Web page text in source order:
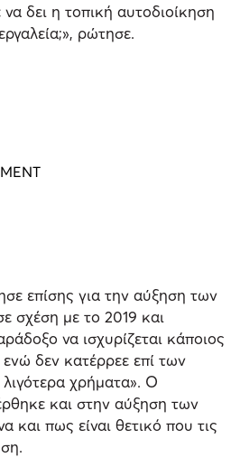
δει η τοπική αυτοδιοίκηση
ρώτησε.
επίσης για την αύξηση των
σχέση με το 2019 και
να ισχυρίζεται κάποιος
δεν κατέρρεε επί των
χρήματα». Ο
και στην αύξηση των
και πως είναι θετικό που τις